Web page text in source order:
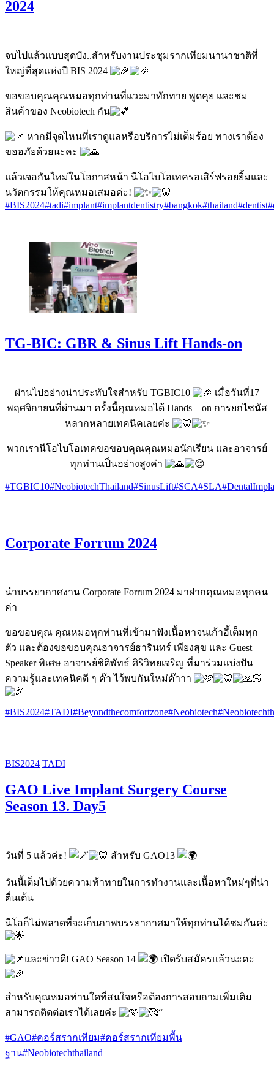
2024
จบไปแล้วแบบสุดปัง..สำหรับงานประชุมรากเทียมนานาชาติที่
ใหญ่ที่สุดแห่งปี BIS 2024
ขอขอบคุณคุณหมอทุกท่านที่แวะมาทักทาย พูดคุย และชม
สินค้าของ Neobiotech กัน
หากมีจุดไหนที่เราดูแลหรือบริการไม่เต็มร้อย ทางเราต้อง
ขออภัยด้วยนะคะ
แล้วเจอกันใหม่ในโอกาสหน้า นีโอไบโอเทครอเสิร์ฟรอยยิ้มและ
นวัตกรรมให้คุณหมอเสมอค่ะ!
#BIS2024#tadi#implant#implantdentistry#bangkok#thailand#dentist
TG-BIC: GBR & Sinus Lift Hands-on
ผ่านไปอย่างน่าประทับใจสำหรับ TGBIC10
เมื่อวันที่17
พฤศจิกายนที่ผ่านมา ครั้งนี้คุณหมอได้ Hands – on การยกไซนัส
หลากหลายเทคนิคเลยค่ะ
พวกเรานีโอไบโอเทคขอขอบคุณคุณหมอนักเรียน และอาจารย์
ทุกท่านเป็นอย่างสูงค่า
#TGBIC10#NeobiotechThailand#SinusLift#SCA#SLA
Corporate Forrum 2024
นำบรรยากาศงาน Corporate Forrum 2024 มาฝากคุณหมอทุกคน
ค่า
ขอขอบคุณ คุณหมอทุกท่านที่เข้ามาฟังเนื้อหาจนเก้าอี้เต็มทุก
ตัว และต้องขอขอบคุณอาจารย์ธารินทร์ เพียงสุข และ Guest
Speaker พิเศษ อาจารย์ชิติพัทธ์ ศิริวิทยเจริญ ที่มาร่วมเเบ่งปัน
ความรู้และเทคนิคดี ๆ ค๊า ไว้พบกันใหม่ค๊าาา
#BIS2024#TADI#Beyondthecomfortzone#Neobiotech
BIS2024 TADI
GAO Live Implant Surgery Course
Season 13. Day5
วันที่ 5 แล้วค่ะ! สำหรับ GAO13
วันนี้เต็มไปด้วยความท้าทายในการทำงานและเนื้อหาใหม่ๆที่น่า
ตื่นเต้น
นีโอก็ไม่พลาดที่จะเก็บภาพบรรยากาศมาให้ทุกท่านได้ชมกันค่ะ
และข่าวดี! GAO Season 14 เปิดรับสมัครแล้วนะคะ
สำหรับคุณหมอท่านใดที่สนใจหรือต้องการสอบถามเพิ่มเติม
สามารถติดต่อเราได้เลยค่ะ
“
#GAO#คอร์สรากเทียม#คอร์สรากเทียมพื้น
ฐาน#Neobiotechthailand